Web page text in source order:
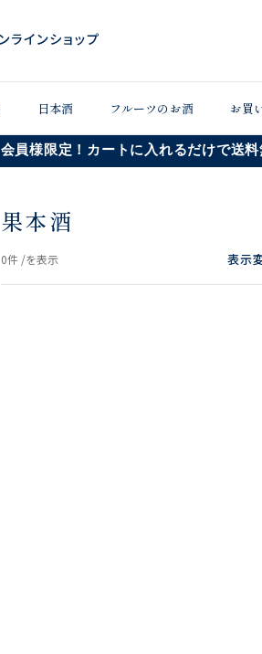
日本酒 フルーツのお酒 お買
会員様限定！カートに入れるだけで送料
果本酒
0件 /を表示 表示